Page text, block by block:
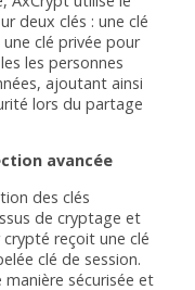
deux clés : une clé
clé privée pour
les personnes
ajoutant ainsi
lors du partage
avancée
des clés
de cryptage et
reçoit une clé
clé de session.
sécurisée et